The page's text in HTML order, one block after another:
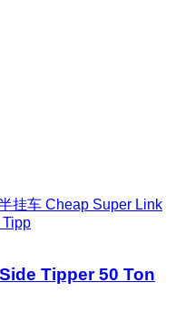
挂车 Cheap Super Link
Tipp
Tipper 50 Ton